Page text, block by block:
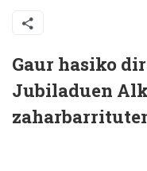
Gaur hasiko
Jubiladuen